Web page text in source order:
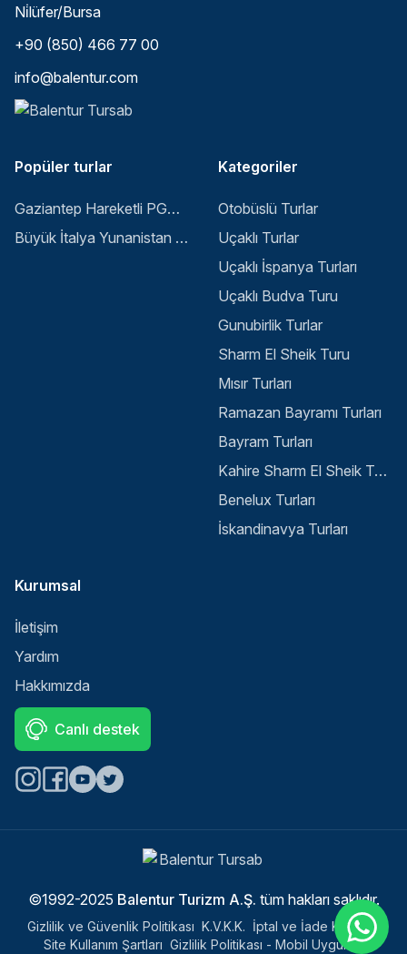
Ni̇lüfer/Bursa
+90 (850) 466 77 00
info@balentur.com
Popüler turlar
Gaziantep Hareketli PGS ile Buyuk Balkan 6 Gece 8 Gun Vizesiz SKP-SKP
Büyük İtalya Yunanistan Balkan Turu - İstanbul
Kategoriler
Otobüslü Turlar
Uçaklı Turlar
Uçaklı İspanya Turları
Uçaklı Budva Turu
Gunubirlik Turlar
Sharm El Sheik Turu
Mısır Turları
Ramazan Bayramı Turları
Bayram Turları
Kahire Sharm El Sheik Turu
Benelux Turları
İskandinavya Turları
Kurumsal
İletişim
Yardım
Hakkımızda
Canlı destek
©1992-2025 Balentur Turizm A.Ş. tüm hakları saklıdır.
Gizlilik ve Güvenlik Politikası K.V.K.K. İptal ve İade Koşulları
Site Kullanım Şartları Gizlilik Politikası - Mobil Uygulama
Sitemizle ilgili deneyiminizi nasıl değerlendirirsiniz?
Select
to
5,
Memnun değilim Çok memnunum
Next